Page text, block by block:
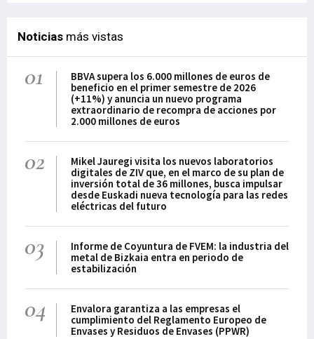
Noticias más vistas
01
BBVA supera los 6.000 millones de euros de
beneficio en el primer semestre de 2026
(+11%) y anuncia un nuevo programa
extraordinario de recompra de acciones por
2.000 millones de euros
02
Mikel Jauregi visita los nuevos laboratorios
digitales de ZIV que, en el marco de su plan de
inversión total de 36 millones, busca impulsar
desde Euskadi nueva tecnología para las redes
eléctricas del futuro
03
Informe de Coyuntura de FVEM: la industria del
metal de Bizkaia entra en periodo de
estabilización
04
Envalora garantiza a las empresas el
cumplimiento del Reglamento Europeo de
Envases y Residuos de Envases (PPWR)